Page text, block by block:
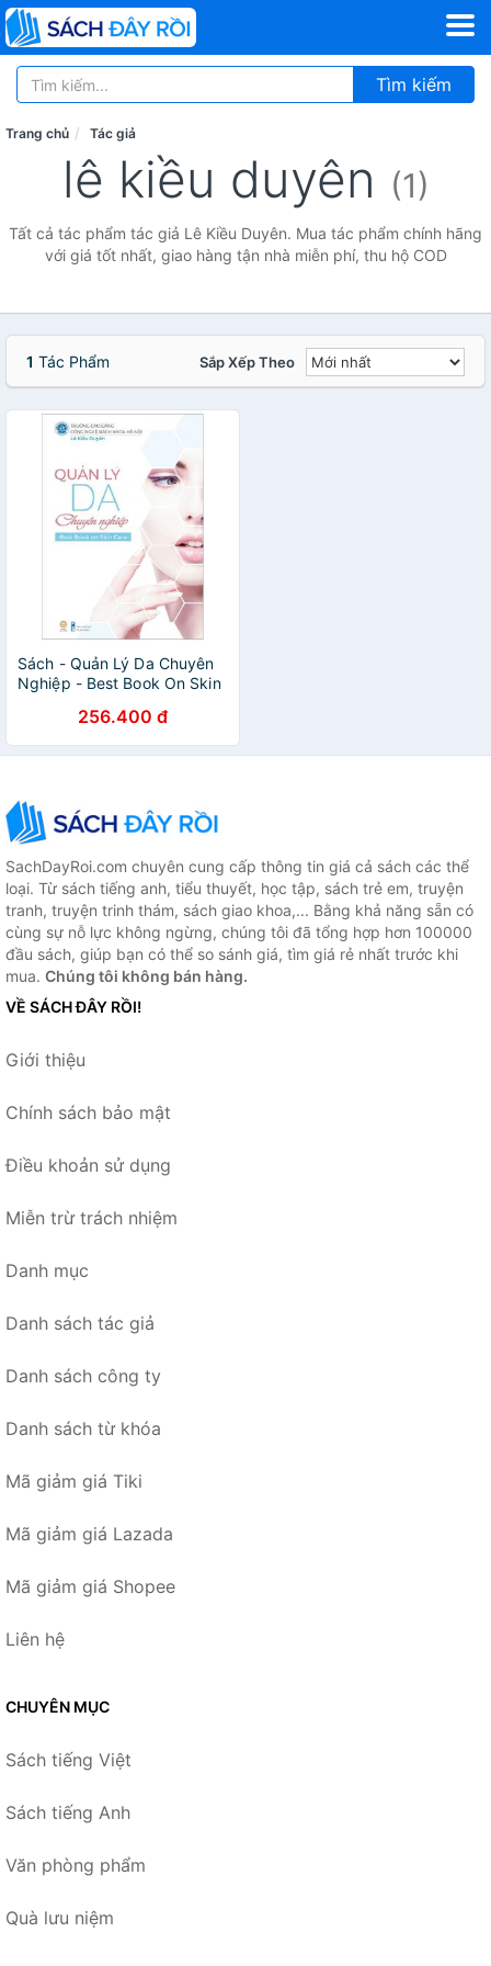
Tìm kiếm
Trang chủ Tác giả
lê kiều duyên (1)
Tất cả tác phẩm tác giả Lê Kiều Duyên. Mua tác phẩm chính hãng
với giá tốt nhất, giao hàng tận nhà miễn phí, thu hộ COD
1 Tác Phẩm Sắp Xếp Theo
Sách - Quản Lý Da Chuyên
Nghiệp - Best Book On Skin
256.400 đ
SachDayRoi.com chuyên cung cấp thông tin giá cả sách các thể
loại. Từ sách tiếng anh, tiểu thuyết, học tập, sách trẻ em, truyện
tranh, truyện trinh thám, sách giao khoa,... Bằng khả năng sẵn có
cùng sự nỗ lực không ngừng, chúng tôi đã tổng hợp hơn 100000
đầu sách, giúp bạn có thể so sánh giá, tìm giá rẻ nhất trước khi
mua. Chúng tôi không bán hàng.
VỀ SÁCH ĐÂY RỒI!
Giới thiệu
Chính sách bảo mật
Điều khoản sử dụng
Miễn trừ trách nhiệm
Danh mục
Danh sách tác giả
Danh sách công ty
Danh sách từ khóa
Mã giảm giá Tiki
Mã giảm giá Lazada
Mã giảm giá Shopee
Liên hệ
CHUYÊN MỤC
Sách tiếng Việt
Sách tiếng Anh
Văn phòng phẩm
Quà lưu niệm